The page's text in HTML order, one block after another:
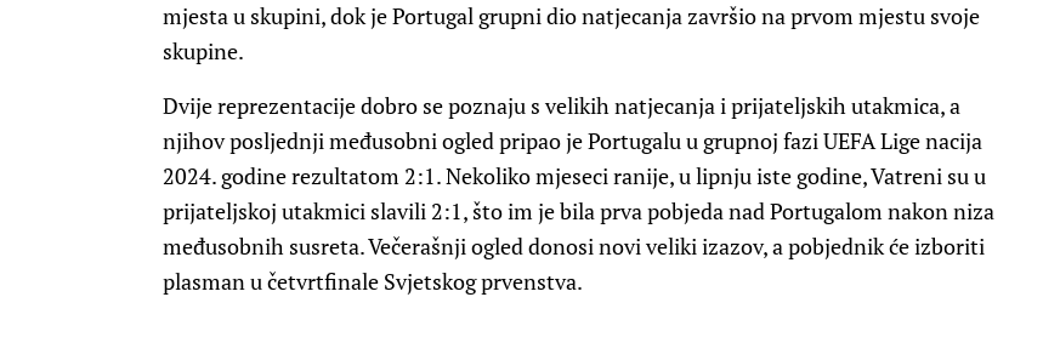
mjesta u skupini, dok je Portugal grupni dio natjecanja završio na prvom mjestu svoje
skupine.
Dvije reprezentacije dobro se poznaju s velikih natjecanja i prijateljskih utakmica, a
njihov posljednji međusobni ogled pripao je Portugalu u grupnoj fazi UEFA Lige nacija
2024. godine rezultatom 2:1. Nekoliko mjeseci ranije, u lipnju iste godine, Vatreni su u
prijateljskoj utakmici slavili 2:1, što im je bila prva pobjeda nad Portugalom nakon niza
međusobnih susreta. Večerašnji ogled donosi novi veliki izazov, a pobjednik će izboriti
plasman u četvrtfinale Svjetskog prvenstva.